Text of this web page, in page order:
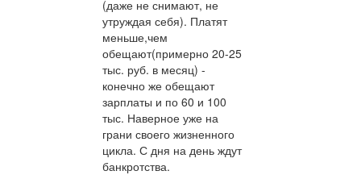
(даже не снимают, не
утруждая себя). Платят
меньше,чем
обещают(примерно 20-25
тыс. руб. в месяц) -
конечно же обещают
зарплаты и по 60 и 100
тыс. Наверное уже на
грани своего жизненного
цикла. С дня на день ждут
банкротства.